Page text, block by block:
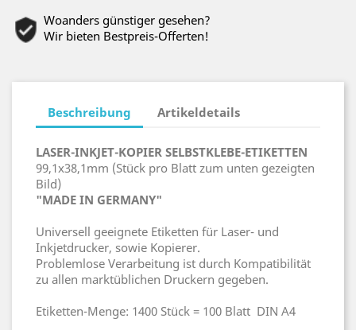
Woanders günstiger gesehen?
Wir bieten Bestpreis-Offerten!
Beschreibung Artikeldetails
LASER-INKJET-KOPIER SELBSTKLEBE-ETIKETTEN
99,1x38,1mm (Stück pro Blatt zum unten gezeigten
Bild)
"MADE IN GERMANY"
Universell geeignete Etiketten für Laser- und
Inkjetdrucker, sowie Kopierer.
Problemlose Verarbeitung ist durch Kompatibilität
zu allen marktüblichen Druckern gegeben.
Etiketten-Menge: 1400 Stück = 100 Blatt DIN A4